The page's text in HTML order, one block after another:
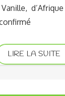
LIRE LA SUITE